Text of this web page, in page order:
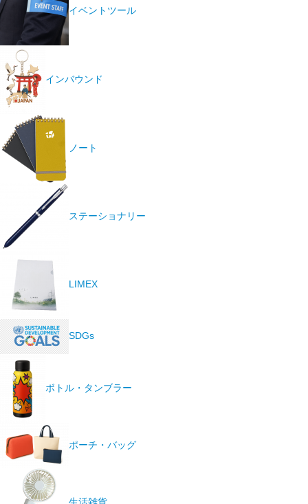
イベントツール
インバウンド
ノート
ステーショナリー
LIMEX
SDGs
ボトル・タンブラー
ポーチ・バッグ